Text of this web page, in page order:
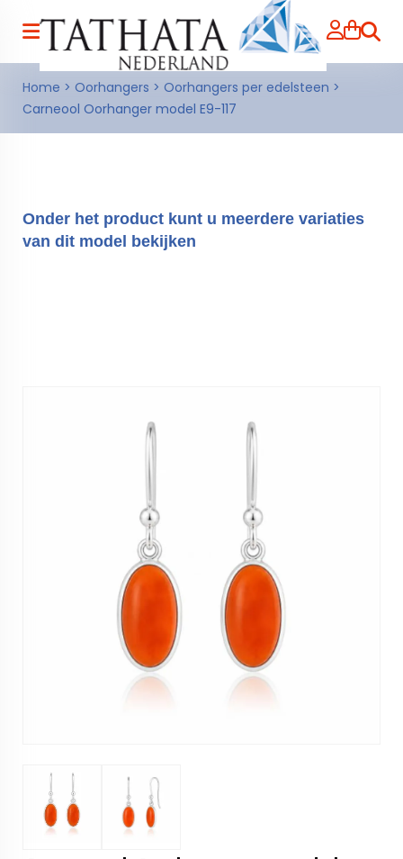
Home > Oorhangers > Oorhangers per edelsteen >
Carneool Oorhanger model E9-117
Onder het product kunt u meerdere variaties
van dit model bekijken